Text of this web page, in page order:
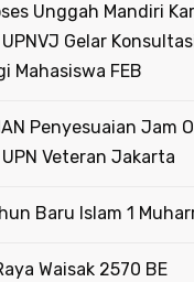
Unggah Mandiri
Gelar
Mahasiswa FEB
Penyesuaian Jam
Veteran Jakarta
Baru Islam 1
Waisak 2570 BE